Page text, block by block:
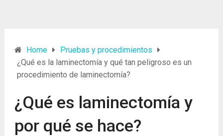
Home
Pruebas y procedimientos
¿Qué es la laminectomía y qué tan peligroso es un
procedimiento de laminectomía?
¿Qué es laminectomía y
por qué se hace?